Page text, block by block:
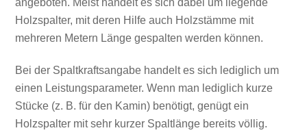
angeboten. Meist handelt es sich dabei um liegende
Holzspalter, mit deren Hilfe auch Holzstämme mit
mehreren Metern Länge gespalten werden können.
Bei der Spaltkraftsangabe handelt es sich lediglich um
einen Leistungsparameter. Wenn man lediglich kurze
Stücke (z. B. für den Kamin) benötigt, genügt ein
Holzspalter mit sehr kurzer Spaltlänge bereits völlig.